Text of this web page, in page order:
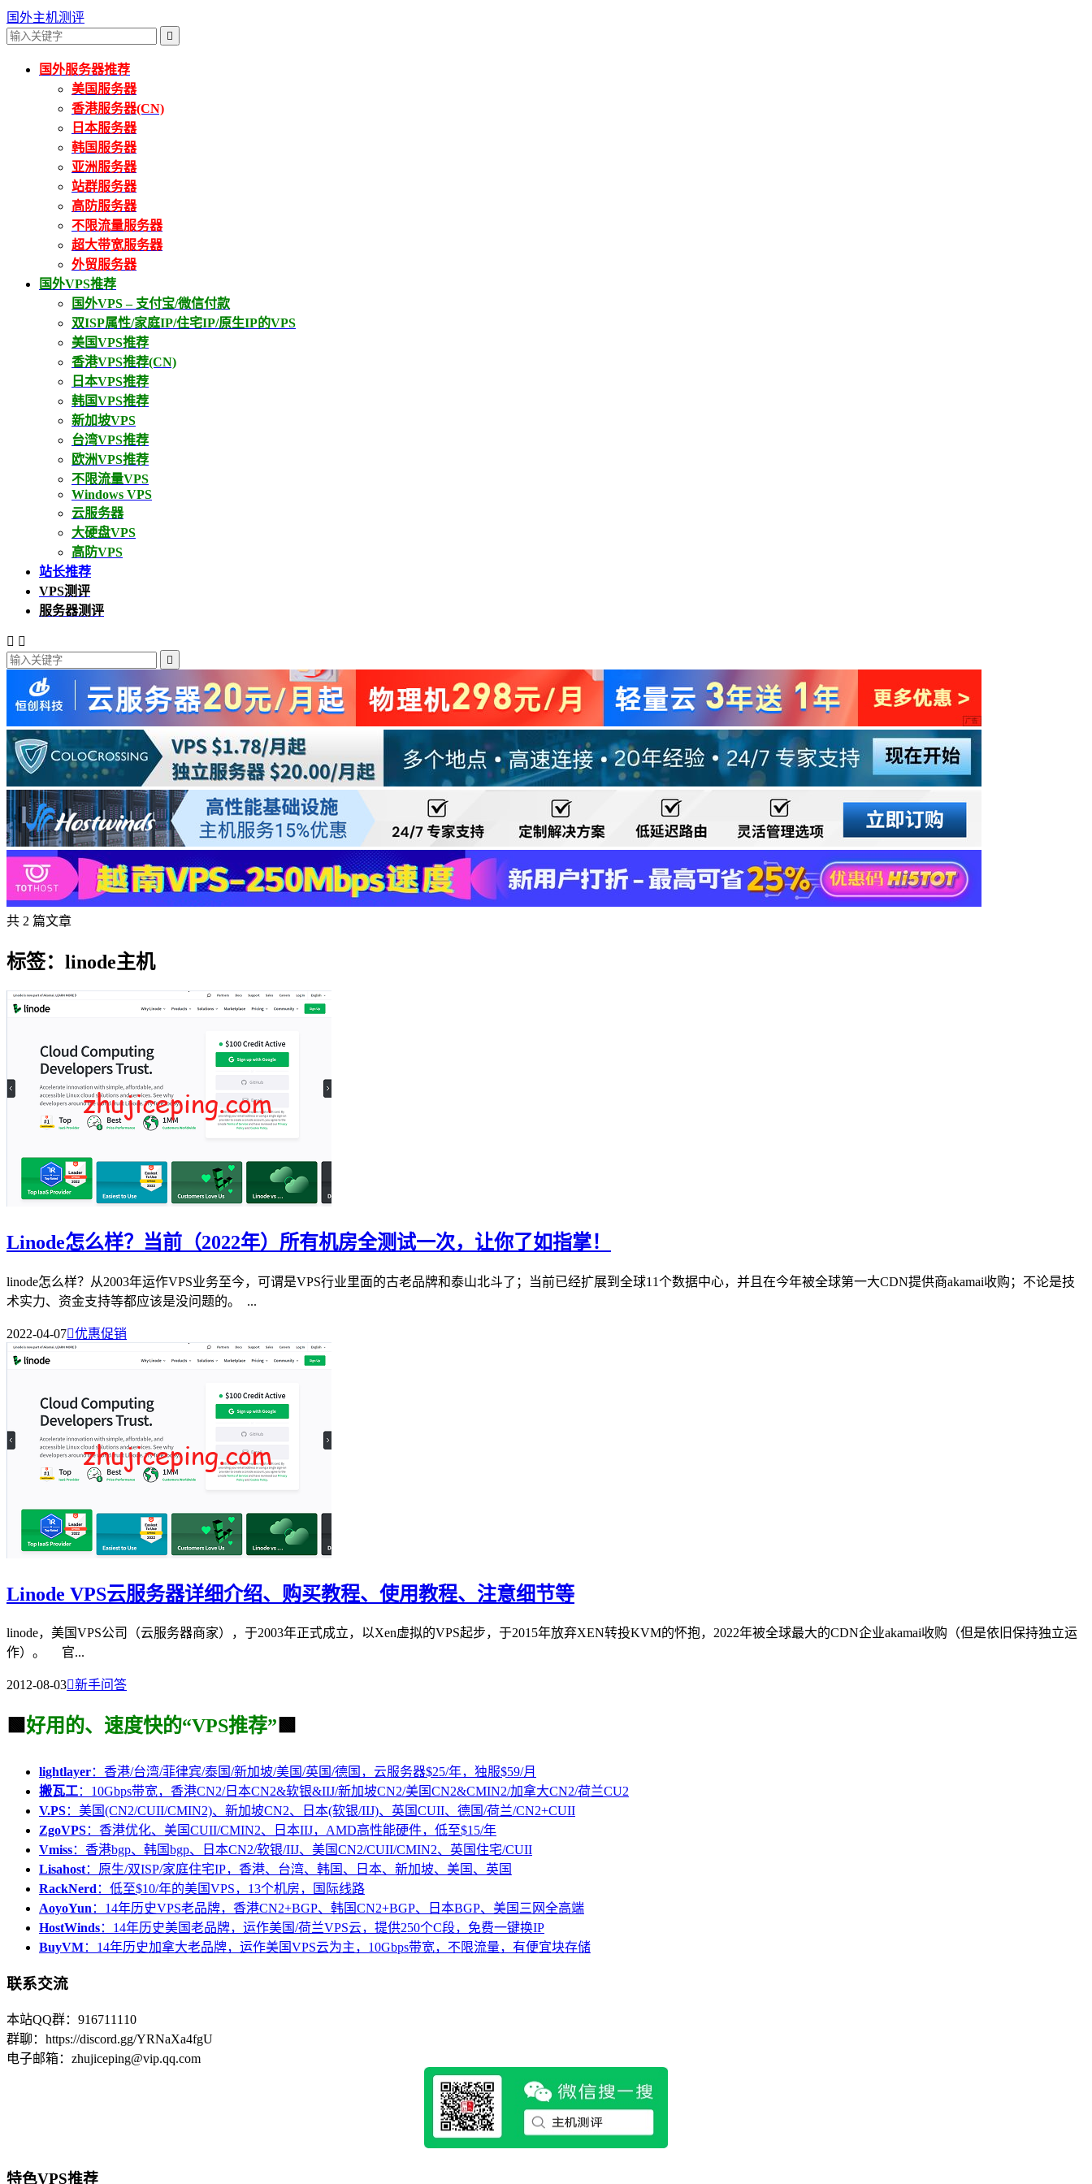
国外主机测评

国外服务器推荐
美国服务器
香港服务器(CN)
日本服务器
韩国服务器
亚洲服务器
站群服务器
高防服务器
不限流量服务器
超大带宽服务器
外贸服务器
国外VPS推荐
国外VPS – 支付宝/微信付款
双ISP属性/家庭IP/住宅IP/原生IP的VPS
美国VPS推荐
香港VPS推荐(CN)
日本VPS推荐
韩国VPS推荐
新加坡VPS
台湾VPS推荐
欧洲VPS推荐
不限流量VPS
Windows VPS
云服务器
大硬盘VPS
高防VPS
站长推荐
VPS测评
服务器测评
 

共 2 篇文章
标签：linode主机
Linode怎么样？当前（2022年）所有机房全测试一次，让你了如指掌！
linode怎么样？从2003年运作VPS业务至今，可谓是VPS行业里面的古老品牌和泰山北斗了；当前已经扩展到全球11个数据中心，并且在今年被全球第一大CDN提供商akamai收购；不论是技
术实力、资金支持等都应该是没问题的。 ...
2022-04-07优惠促销
Linode VPS云服务器详细介绍、购买教程、使用教程、注意细节等
linode，美国VPS公司（云服务器商家），于2003年正式成立，以Xen虚拟的VPS起步，于2015年放弃XEN转投KVM的怀抱，2022年被全球最大的CDN企业akamai收购（但是依旧保持独立运
作）。 官...
2012-08-03新手问答
🟩 好用的、速度快的“VPS推荐” 🟩
lightlayer：香港/台湾/菲律宾/泰国/新加坡/美国/英国/德国，云服务器$25/年，独服$59/月
搬瓦工：10Gbps带宽，香港CN2/日本CN2&软银&IIJ/新加坡CN2/美国CN2&CMIN2/加拿大CN2/荷兰CU2
V.PS：美国(CN2/CUII/CMIN2)、新加坡CN2、日本(软银/IIJ)、英国CUII、德国/荷兰/CN2+CUII
ZgoVPS：香港优化、美国CUII/CMIN2、日本IIJ，AMD高性能硬件，低至$15/年
Vmiss：香港bgp、韩国bgp、日本CN2/软银/IIJ、美国CN2/CUII/CMIN2、英国住宅/CUII
Lisahost：原生/双ISP/家庭住宅IP，香港、台湾、韩国、日本、新加坡、美国、英国
RackNerd ：低至$10/年的美国VPS，13个机房，国际线路
AoyoYun ：14年历史VPS老品牌，香港CN2+BGP、韩国CN2+BGP、日本BGP、美国三网全高端
HostWinds：14年历史美国老品牌，运作美国/荷兰VPS云，提供250个C段，免费一键换IP
BuyVM：14年历史加拿大老品牌，运作美国VPS云为主，10Gbps带宽，不限流量，有便宜块存储
联系交流
本站QQ群：916711110
群聊：https://discord.gg/YRNaXa4fgU
电子邮箱：zhujiceping@vip.qq.com
特色VPS推荐